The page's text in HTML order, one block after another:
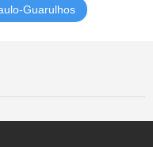
Guarulhos